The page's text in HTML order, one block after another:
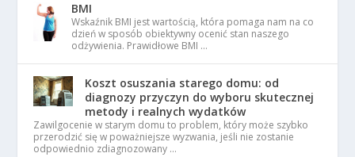
BMI
Wskaźnik BMI jest wartością, która pomaga nam na co
dzień w sposób obiektywny ocenić stan naszego
odżywienia. Prawidłowe BMI …
Koszt osuszania starego domu: od
diagnozy przyczyn do wyboru skutecznej
metody i realnych wydatków
Zawilgocenie w starym domu to problem, który może szybko
przerodzić się w poważniejsze wyzwania, jeśli nie zostanie
odpowiednio zdiagnozowany …